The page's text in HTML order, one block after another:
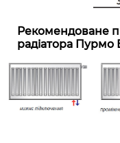
Рекомендоване
радіатора Пурмо